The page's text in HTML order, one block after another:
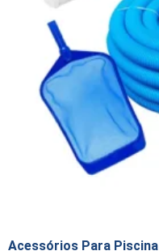
Acessórios Para Piscina